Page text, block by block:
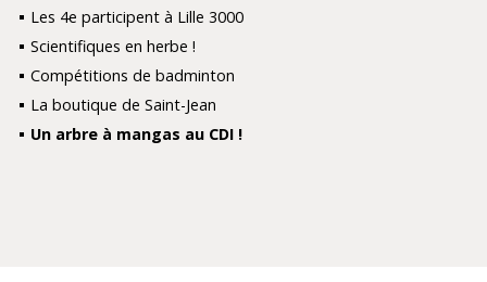
Les 4e participent à Lille 3000
Scientifiques en herbe !
Compétitions de badminton
La boutique de Saint-Jean
Un arbre à mangas au CDI !